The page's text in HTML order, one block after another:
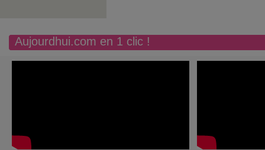
Aujourdhui.com en 1 clic !